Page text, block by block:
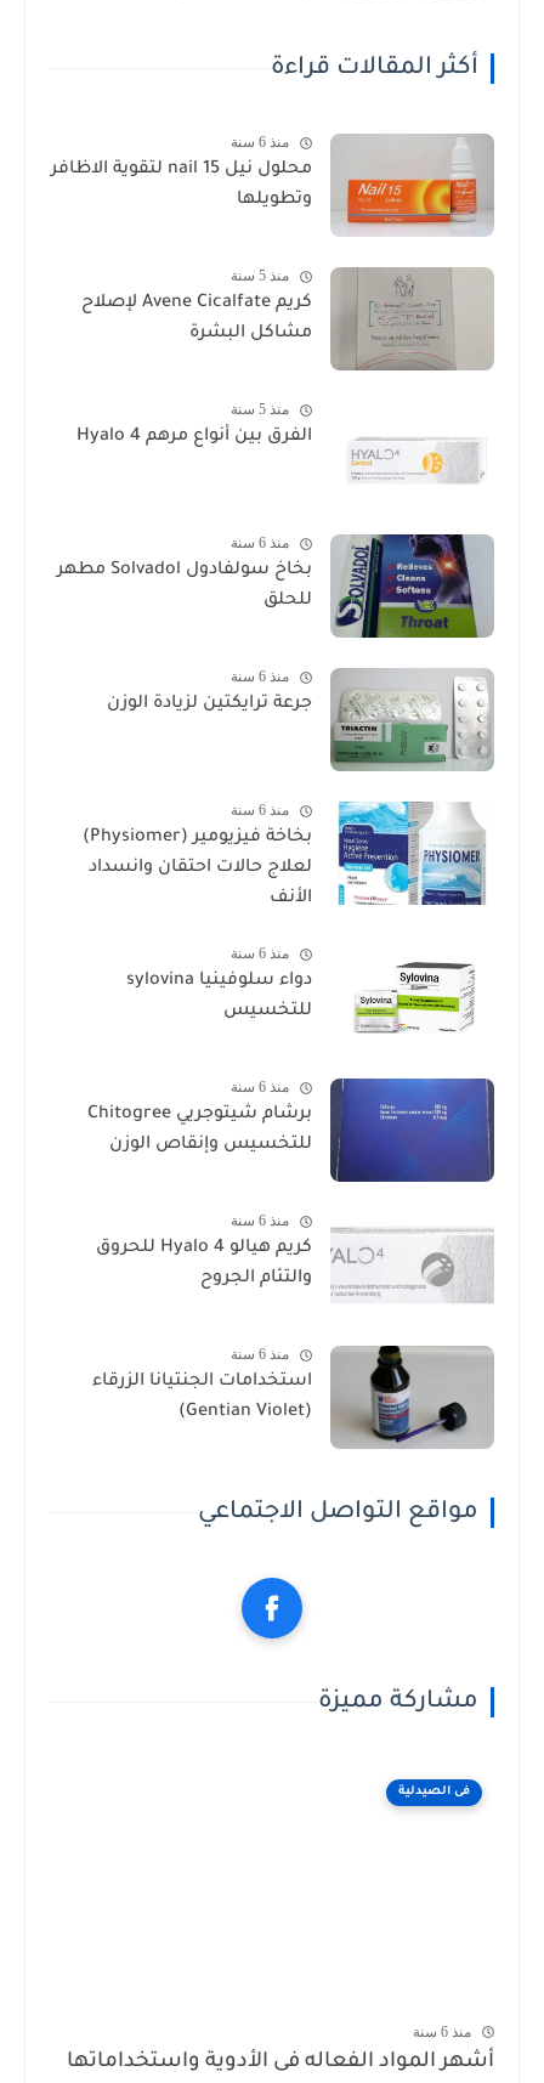
أكثر المقالات قراءة
منذ 6 سنة
محلول نيل nail 15 لتقوية الاظافر
وتطويلها
منذ 5 سنة
كريم Avene Cicalfate لإصلاح
مشاكل البشرة
منذ 5 سنة
الفرق بين أنواع مرهم Hyalo 4
منذ 6 سنة
بخاخ سولفادول Solvadol مطهر
للحلق
منذ 6 سنة
جرعة ترايكتين لزيادة الوزن
منذ 6 سنة
بخاخة فيزيومير (Physiomer)
لعلاج حالات احتقان وانسداد
الأنف
منذ 6 سنة
دواء سلوفينيا sylovina
للتخسيس
منذ 6 سنة
برشام شيتوجريي Chitogree
للتخسيس وإنقاص الوزن
منذ 6 سنة
كريم هيالو 4 Hyalo للحروق
والتئام الجروح
منذ 6 سنة
استخدامات الجنتيانا الزرقاء
(Gentian Violet)
مواقع التواصل الاجتماعي
مشاركة مميزة
فى الصيدلية
منذ 6 سنة
أشهر المواد الفعاله فى الأدوية واستخداماتها